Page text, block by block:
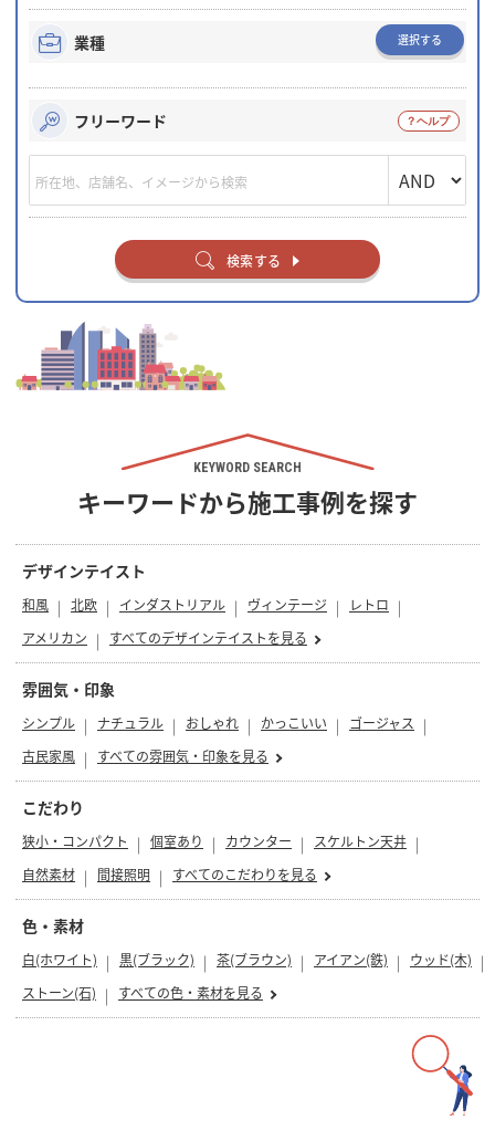
業種 選択する
フリーワード
検索する
KEYWORD SEARCH
キーワードから施工事例を探す
デザインテイスト
和風 北欧 インダストリアル ヴィンテージ
レトロ
アメリカン
すべてのデザインテイストを見る
雰囲気・印象
シンプル ナチュラル おしゃれ かっこいい
ゴージャス
古民家風
すべての雰囲気・印象を見る
こだわり
狭小・コンパクト 個室あり カウンター
スケルトン天井
自然素材
間接照明 すべてのこだわりを見る
色・素材
白(ホワイト) 黒(ブラック) 茶(ブラウン) アイアン(鉄)
ウッド(木)
ストーン(石)
すべての色・素材を見る